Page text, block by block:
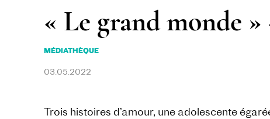
« Le grand monde
MÉDIATHÈQUE
03.05.2022
Trois histoires d’amour, une adolescente